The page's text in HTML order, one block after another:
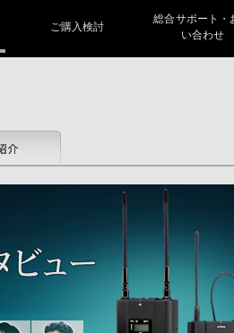
ご購入検討
総合サポート・
い合わせ